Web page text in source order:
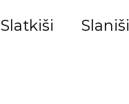
Slatkiši Slaniši